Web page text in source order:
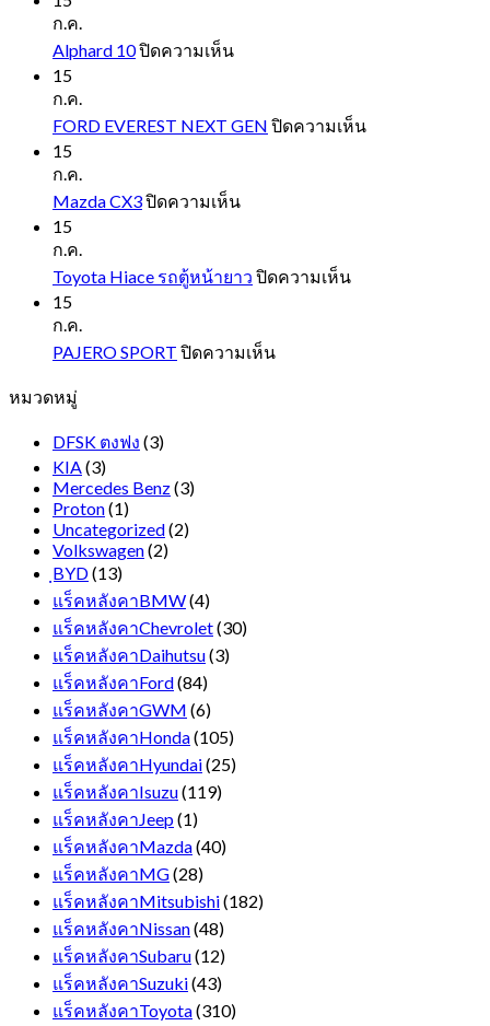
ก.ค.
Alphard 10ปิดความเห็นบน
15
ก.ค.
FORD EVEREST NEXT GEN ปิดความเห็นบน
15
ก.ค.
Mazda CX3ปิดความเห็นบน
15
ก.ค.
Toyota Hiace รถตู้หน้ายาว ปิดความเห็นบน
15
ก.ค.
PAJERO SPORT ปิดความเห็นบน
หมวดหมู่
DFSK ตงฟง (3)
KIA(3)
Mercedes Benz(3)
Proton(1)
Uncategorized(2)
Volkswagen(2)
ฺBYD(13)
แร็คหลังคาBMW(4)
แร็คหลังคาChevrolet(30)
แร็คหลังคาDaihutsu(3)
แร็คหลังคาFord(84)
แร็คหลังคาGWM (6)
แร็คหลังคาHonda(105)
แร็คหลังคาHyundai(25)
แร็คหลังคาIsuzu(119)
แร็คหลังคาJeep(1)
แร็คหลังคาMazda(40)
แร็คหลังคาMG(28)
แร็คหลังคาMitsubishi(182)
แร็คหลังคาNissan(48)
แร็คหลังคาSubaru(12)
แร็คหลังคาSuzuki(43)
แร็คหลังคาToyota(310)